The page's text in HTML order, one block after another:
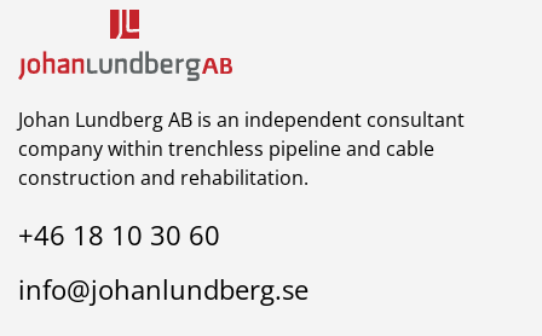
Johan Lundberg AB is an independent consultant
company within trenchless pipeline and cable
construction and rehabilitation.
+46 18 10 30 60
info@johanlundberg.se